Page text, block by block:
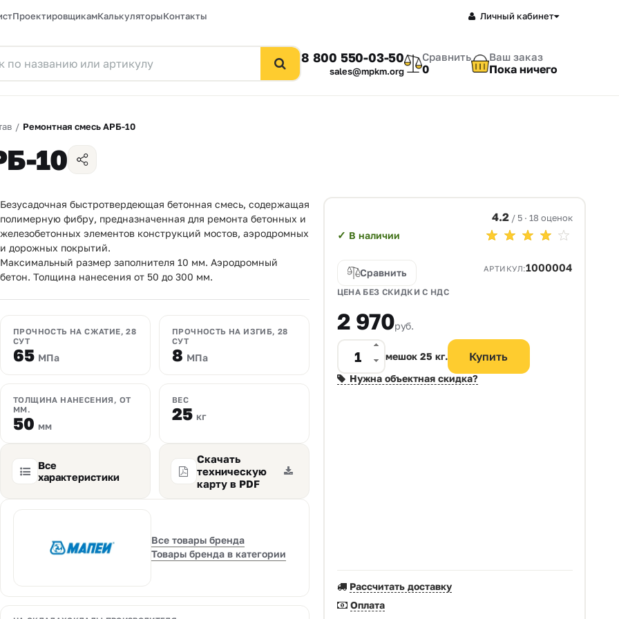
ПроектировщикамКалькуляторыКонтакты Личный кабинет
8 800 550-03-50
sales@mpkm.org
Сравнить
0
Ваш заказ
Пока ничего
/ Ремонтная смесь АРБ-10
10
Безусадочная быстротвердеющая бетонная смесь, содержащая
полимерную фибру, предназначенная для ремонта бетонных и
железобетонных элементов конструкций мостов, аэродромных
и дорожных покрытий.
Максимальный размер заполнителя 10 мм. Аэродромный
бетон. Толщина нанесения от 50 до 300 мм.
ПРОЧНОСТЬ НА СЖАТИЕ, 28
СУТ
65 МПа
ПРОЧНОСТЬ НА ИЗГИБ, 28
СУТ
8 МПа
ТОЛЩИНА НАНЕСЕНИЯ, ОТ
ММ.
50 мм
ВЕС
25 кг
Все
характеристики
Скачать
техническую
карту в PDF
Все товары бренда
Товары бренда в категории
✓ В наличии
4.2 / 5 · 18 оценок
Сравнить АРТИКУЛ:1000004
ЦЕНА БЕЗ СКИДКИ С НДС
2 970руб.
мешок 25 кг.
Нужна объектная скидка?
Рассчитать доставку
Оплата